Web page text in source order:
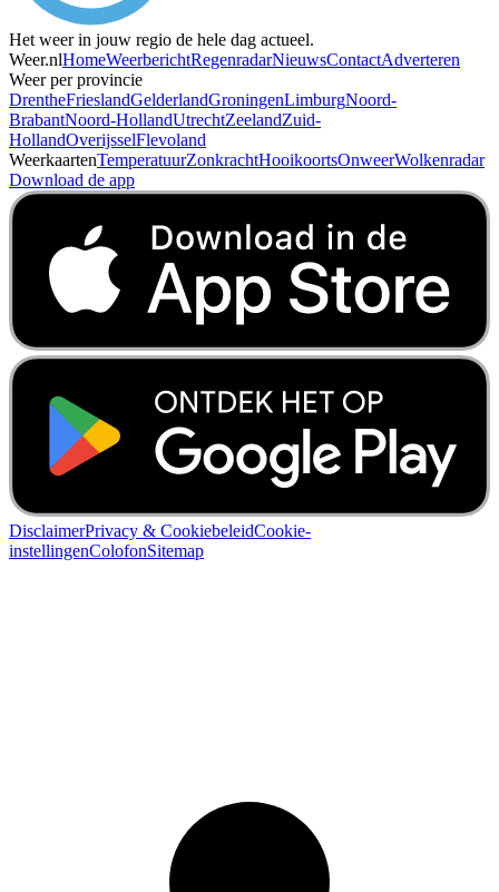
Het weer in jouw regio de hele dag actueel.
Weer.nlHomeWeerberichtRegenradarNieuwsContactAdverteren
Weer per provincie
DrentheFrieslandGelderlandGroningenLimburgNoord-
BrabantNoord-HollandUtrechtZeelandZuid-
HollandOverijsselFlevoland
WeerkaartenTemperatuurZonkrachtHooikoortsOnweerWolkenradar
Download de app
DisclaimerPrivacy & CookiebeleidCookie-
instellingenColofonSitemap